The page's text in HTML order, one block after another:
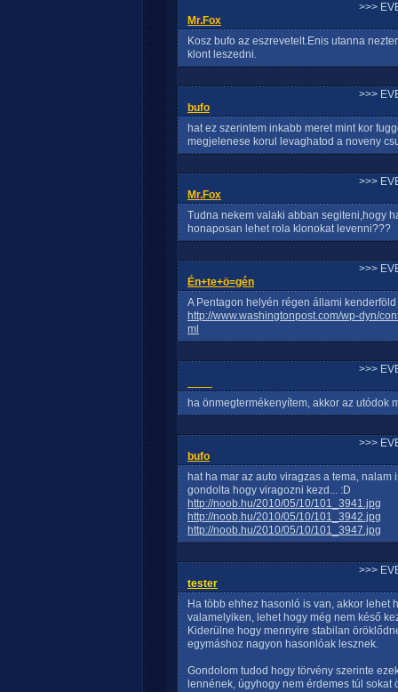
>>>
Mr.Fox
Kosz bufo az eszrevetelt.Enis utanna
klont leszedni.
>>>
bufo
hat ez szerintem inkabb meret mint kor
megjelenese korul levaghatod a noveny
>>>
Mr.Fox
Tudna nekem valaki abban segiteni,hogy
honaposan lehet rola klonokat levenni???
>>>
Én+te+ö=gén
A Pentagon helyén régen állami kenderföld
http://www.washingtonpost.com/wp-dyn/
ml
>>>
ha önmegtermékenyítem, akkor az utódok
>>>
bufo
hat ha mar az auto viragzas a tema,
gondolta hogy viragozni kezd... :D
http://noob.hu/2010/05/10/101_3941.jpg
http://noob.hu/2010/05/10/101_3942.jpg
http://noob.hu/2010/05/10/101_3947.jpg
>>>
tester
Ha több ehhez hasonló is van, akkor lehet
valamelyiken, lehet hogy még nem késő
Kiderülne hogy mennyire stabilan
egymáshoz nagyon hasonlóak lesznek.
Gondolom tudod hogy törvény szerinte
lennének, úgyhogy nem érdemes túl sokat